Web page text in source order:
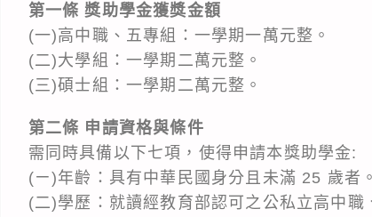
第一條 獎助學金獲獎金額
(一)高中職、五專組：一學期一萬元整。
(二)大學組：一學期二萬元整。
(三)碩士組：一學期二萬元整。
第二條 申請資格與條件
需同時具備以下七項，使得申請本獎助學金:
(ㄧ)年齡：具有中華民國身分且未滿 25 歲者。
(二)學歷：就讀經教育部認可之公私立高中